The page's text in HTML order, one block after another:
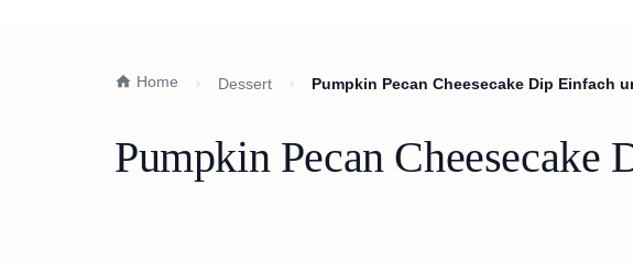
Home Dessert Pumpkin Pecan Cheesecake Dip Einfach
Pumpkin Pecan Cheesecake